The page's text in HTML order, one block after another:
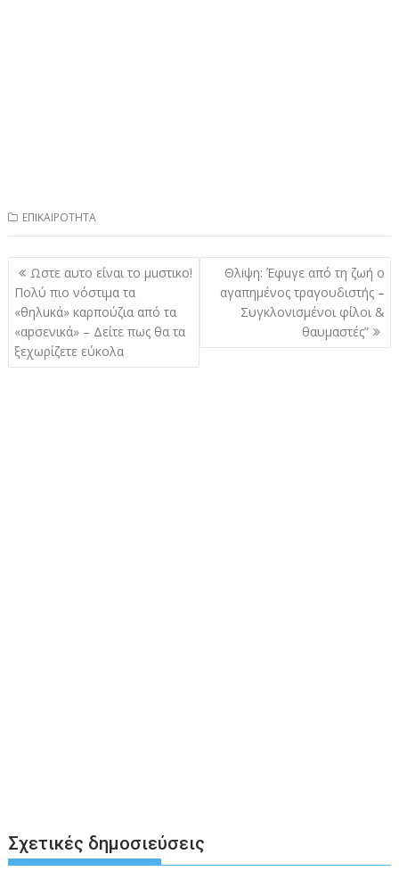
ΕΠΙΚΑΙΡΟΤΗΤΑ
Πλοήγηση
άρθρων
Ωστε αυτο είναι το μuστικο!
Πολύ πιο νόστιμα τα
«θηλuκά» καρπούζια από τα
«αpσενικά» – Δείτε πως θα τα
ξεχωρίζετε εύκολα
Θλiψη: Έφuγε από τη ζωή ο
αγαπημένος τραγουδιστής –
Συγκλονισμένοι φίλοι &
θαυμαστές”
Σχετικές δημοσιεύσεις